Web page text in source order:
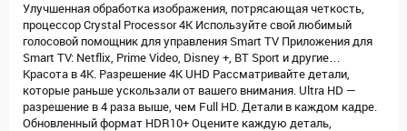
Улучшенная обработка изображения, потрясающая четкость,
процессор Crystal Processor 4К Используйте свой любимый
голосовой помощник для управления Smart TV Приложения для
Smart TV: Netflix, Prime Video, Disney +, BT Sport и другие…
Красота в 4К. Разрешение 4K UHD Рассматривайте детали,
которые раньше ускользали от вашего внимания. Ultra HD —
разрешение в 4 раза выше, чем Full HD. Детали в каждом кадре.
Обновленный формат HDR10+ Оцените каждую деталь,